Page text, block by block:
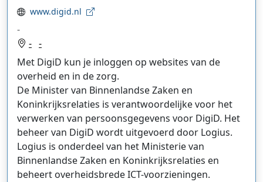
www.digid.nl
-
- -
Met DigiD kun je inloggen op websites van de
overheid en in de zorg.
De Minister van Binnenlandse Zaken en
Koninkrijksrelaties is verantwoordelijke voor het
verwerken van persoonsgegevens voor DigiD. Het
beheer van DigiD wordt uitgevoerd door Logius.
Logius is onderdeel van het Ministerie van
Binnenlandse Zaken en Koninkrijksrelaties en
beheert overheidsbrede ICT-voorzieningen.